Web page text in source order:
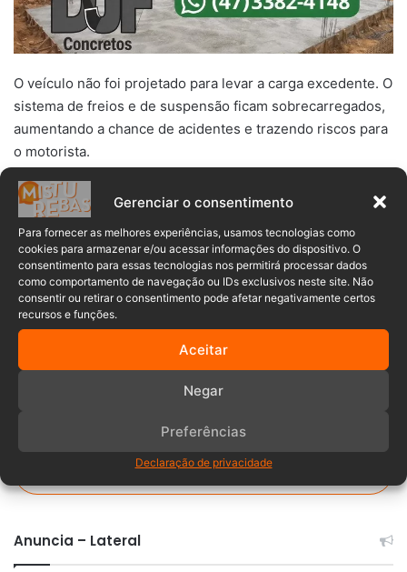
Gerenciar o consentimento
Para fornecer as melhores experiências, usamos tecnologias como
cookies para armazenar e/ou acessar informações do dispositivo. O
consentimento para essas tecnologias nos permitirá processar dados
como comportamento de navegação ou IDs exclusivos neste site. Não
consentir ou retirar o consentimento pode afetar negativamente certos
recursos e funções.
Aceitar
Negar
Preferências
Declaração de privacidade
O veículo não foi projetado para levar a carga excedente. O
sistema de freios e de suspensão ficam sobrecarregados,
aumentando a chance de acidentes e trazendo riscos para
o motorista.
Araranguá BR 101 caminhão
multa Polícia Rodoviária Federal
Trânsiro
Comentários
Anuncia – Lateral